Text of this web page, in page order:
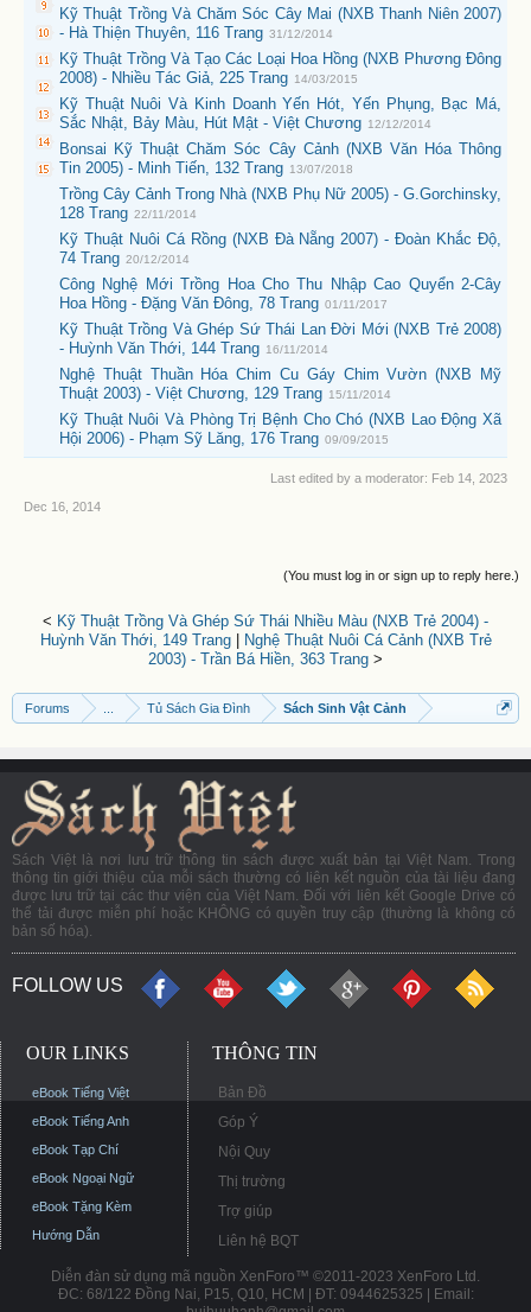
Kỹ Thuật Trồng Và Chăm Sóc Cây Mai (NXB Thanh Niên 2007)
- Hà Thiện Thuyên, 116 Trang 31/12/2014
Kỹ Thuật Trồng Và Tạo Các Loại Hoa Hồng (NXB Phương Đông
2008) - Nhiều Tác Giả, 225 Trang 14/03/2015
Kỹ Thuật Nuôi Và Kinh Doanh Yến Hót, Yến Phụng, Bạc Má,
Sắc Nhật, Bảy Màu, Hút Mật - Việt Chương 12/12/2014
Bonsai Kỹ Thuật Chăm Sóc Cây Cảnh (NXB Văn Hóa Thông
Tin 2005) - Minh Tiến, 132 Trang 13/07/2018
Trồng Cây Cảnh Trong Nhà (NXB Phụ Nữ 2005) - G.Gorchinsky,
128 Trang 22/11/2014
Kỹ Thuật Nuôi Cá Rồng (NXB Đà Nẵng 2007) - Đoàn Khắc Độ,
74 Trang 20/12/2014
Công Nghệ Mới Trồng Hoa Cho Thu Nhập Cao Quyển 2-Cây
Hoa Hồng - Đặng Văn Đông, 78 Trang 01/11/2017
Kỹ Thuật Trồng Và Ghép Sứ Thái Lan Đời Mới (NXB Trẻ 2008)
- Huỳnh Văn Thới, 144 Trang 16/11/2014
Nghệ Thuật Thuần Hóa Chim Cu Gáy Chim Vườn (NXB Mỹ
Thuật 2003) - Việt Chương, 129 Trang 15/11/2014
Kỹ Thuật Nuôi Và Phòng Trị Bệnh Cho Chó (NXB Lao Động Xã
Hội 2006) - Phạm Sỹ Lăng, 176 Trang 09/09/2015
Last edited by a moderator: Feb 14, 2023
Dec 16, 2014
(You must log in or sign up to reply here.)
< Kỹ Thuật Trồng Và Ghép Sứ Thái Nhiều Màu (NXB Trẻ 2004) -
Huỳnh Văn Thới, 149 Trang|
Nghệ Thuật Nuôi Cá Cảnh (NXB Trẻ
2003) - Trần Bá Hiền, 363 Trang >
Forums Tủ Sách Gia Đình Sách Sinh Vật Cảnh
Sách Việt là nơi lưu trữ thông tin sách được xuất bản tại Việt Nam. Trong
thông tin giới thiệu của mỗi sách thường có liên kết nguồn của tài liệu đang
được lưu trữ tại các thư viện của Việt Nam. Đối với liên kết Google Drive có
thể tải được miễn phí hoặc KHÔNG có quyền truy cập (thường là không có
bản số hóa).
FOLLOW US
OUR LINKS
eBook Tiếng Việt
eBook Tiếng Anh
eBook Tạp Chí
eBook Ngoại Ngữ
eBook Tặng Kèm
Hướng Dẫn
THÔNG TIN
Bản Đồ
Góp Ý
Nội Quy
Thị trường
Trợ giúp
Liên hệ BQT
Diễn đàn sử dụng mã nguồn XenForo™ ©2011-2023 XenForo Ltd.
ĐC: 68/122 Đồng Nai, P15, Q10, HCM | ĐT: 0944625325 | Email: